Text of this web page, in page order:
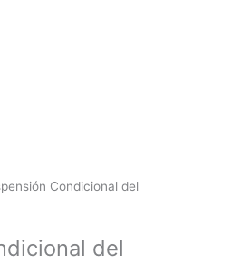
Condicional del
del